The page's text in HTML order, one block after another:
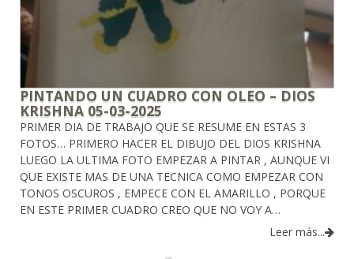
PINTANDO UN CUADRO CON OLEO – DIOS
KRISHNA 05-03-2025
PRIMER DIA DE TRABAJO QUE SE RESUME EN ESTAS 3
FOTOS… PRIMERO HACER EL DIBUJO DEL DIOS KRISHNA
LUEGO LA ULTIMA FOTO EMPEZAR A PINTAR , AUNQUE VI
QUE EXISTE MAS DE UNA TECNICA COMO EMPEZAR CON
TONOS OSCUROS , EMPECE CON EL AMARILLO , PORQUE
EN ESTE PRIMER CUADRO CREO QUE NO VOY A…
Leer más...